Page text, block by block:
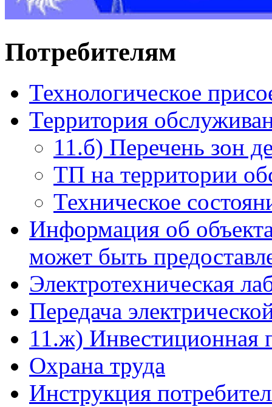
Потребителям
Технологическое
Территория
11.б) Перечень зон
ТП на территории
Техническое
Информация об
может быть
Электротехническая
Передача
11.ж) Инвестиционная
Охрана труда
Инструкция